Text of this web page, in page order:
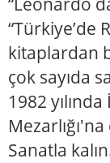
“Türkiye’de
kitaplardan
çok sayıda
1982
Sanatla